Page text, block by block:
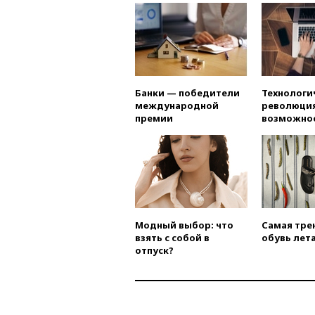
Банки — победители
международной
премии
Модный выбор: что
взять с собой в
отпуск?
Самая
обувь